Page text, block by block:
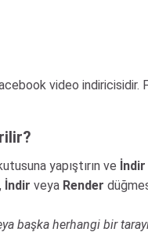
video
yapıştırın ve İndir
İndir veya Render
başka herhangi bir